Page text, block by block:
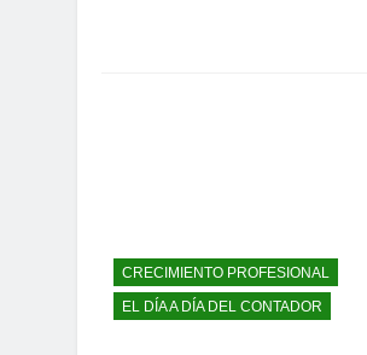
CRECIMIENTO PROFESIONAL
EL DÍA A DÍA DEL CONTADOR